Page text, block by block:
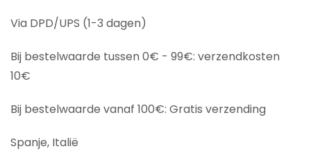
Via DPD/UPS (1-3 dagen)
Bij bestelwaarde tussen 0€ - 99€: verzendkosten
10€
Bij bestelwaarde vanaf 100€: Gratis verzending
Spanje, Italië